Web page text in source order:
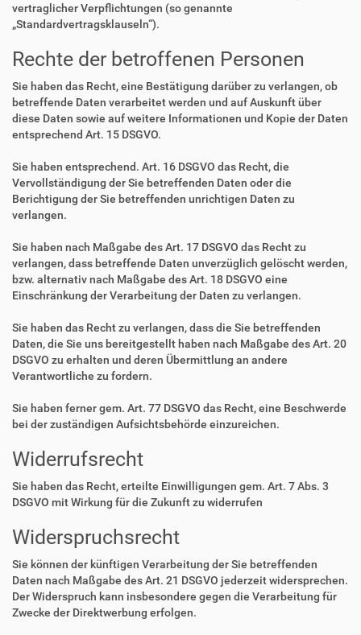
vertraglicher Verpflichtungen (so genannte
„Standardvertragsklauseln“).
Rechte der betroffenen Personen
Sie haben das Recht, eine Bestätigung darüber zu verlangen, ob
betreffende Daten verarbeitet werden und auf Auskunft über
diese Daten sowie auf weitere Informationen und Kopie der Daten
entsprechend Art. 15 DSGVO.
Sie haben entsprechend. Art. 16 DSGVO das Recht, die
Vervollständigung der Sie betreffenden Daten oder die
Berichtigung der Sie betreffenden unrichtigen Daten zu
verlangen.
Sie haben nach Maßgabe des Art. 17 DSGVO das Recht zu
verlangen, dass betreffende Daten unverzüglich gelöscht werden,
bzw. alternativ nach Maßgabe des Art. 18 DSGVO eine
Einschränkung der Verarbeitung der Daten zu verlangen.
Sie haben das Recht zu verlangen, dass die Sie betreffenden
Daten, die Sie uns bereitgestellt haben nach Maßgabe des Art. 20
DSGVO zu erhalten und deren Übermittlung an andere
Verantwortliche zu fordern.
Sie haben ferner gem. Art. 77 DSGVO das Recht, eine Beschwerde
bei der zuständigen Aufsichtsbehörde einzureichen.
Widerrufsrecht
Sie haben das Recht, erteilte Einwilligungen gem. Art. 7 Abs. 3
DSGVO mit Wirkung für die Zukunft zu widerrufen
Widerspruchsrecht
Sie können der künftigen Verarbeitung der Sie betreffenden
Daten nach Maßgabe des Art. 21 DSGVO jederzeit widersprechen.
Der Widerspruch kann insbesondere gegen die Verarbeitung für
Zwecke der Direktwerbung erfolgen.